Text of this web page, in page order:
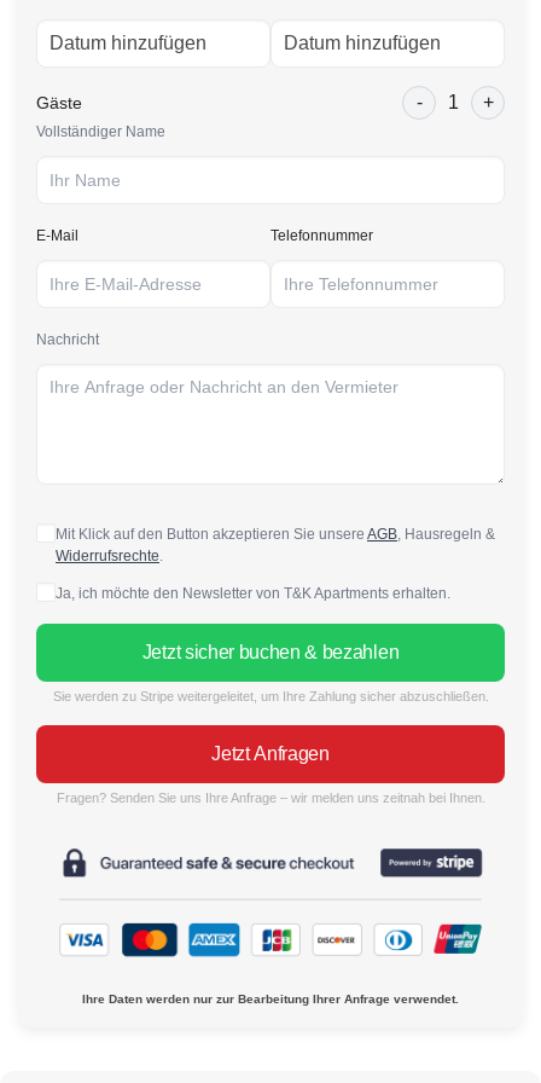
Gäste - 1 +
Vollständiger Name
E-Mail Telefonnummer
Nachricht
Mit Klick auf den Button akzeptieren Sie unsere AGB, Hausregeln &
Widerrufsrechte.
Ja, ich möchte den Newsletter von T&K Apartments erhalten.
Jetzt sicher buchen & bezahlen
Sie werden zu Stripe weitergeleitet, um Ihre Zahlung sicher abzuschließen.
Jetzt Anfragen
Fragen? Senden Sie uns Ihre Anfrage – wir melden uns zeitnah bei Ihnen.
Ihre Daten werden nur zur Bearbeitung Ihrer Anfrage verwendet.